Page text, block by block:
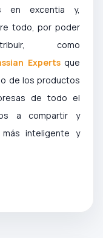
en excentia y,
todo, por poder
como
Expertsque
de los productos
de todo el
a compartir y
inteligente y